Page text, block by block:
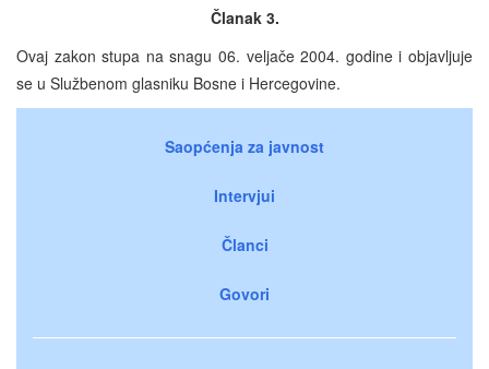
Članak 3.
Ovaj zakon stupa na snagu 06. veljače 2004. godine i objavljuje
se u Službenom glasniku Bosne i Hercegovine.
Saopćenja za javnost
Intervjui
Članci
Govori